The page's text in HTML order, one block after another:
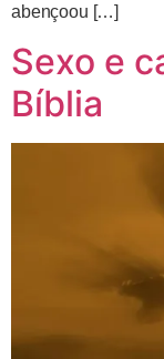
abençoou […]
Sexo e
Bíblia